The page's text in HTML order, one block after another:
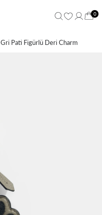
0
Gri Pati Figürlü Deri Charm